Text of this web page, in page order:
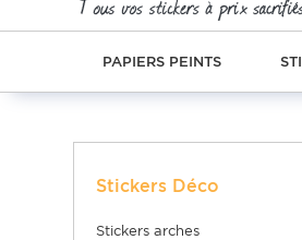
PAPIERS PEINTS
Stickers Déco
stickers arches